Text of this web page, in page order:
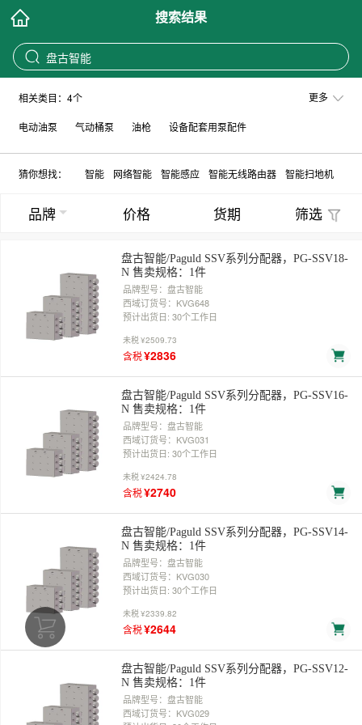
搜索结果
盘古智能
相关类目：4个 更多
电动油泵 气动桶泵 油枪 设备配套用泵配件
猜你想找： 智能 网络智能 智能感应 智能无线路由器 智能扫地机
品牌 价格 货期 筛选
盘古智能/Paguld SSV系列分配器，PG-SSV18-
N 售卖规格：1件
品牌型号：盘古智能
西域订货号：KVG648
预计出货日: 30个工作日
未税¥2509.73
含税¥2836
盘古智能/Paguld SSV系列分配器，PG-SSV16-
N 售卖规格：1件
品牌型号：盘古智能
西域订货号：KVG031
预计出货日: 30个工作日
未税¥2424.78
含税¥2740
盘古智能/Paguld SSV系列分配器，PG-SSV14-
N 售卖规格：1件
品牌型号：盘古智能
西域订货号：KVG030
预计出货日: 30个工作日
未税¥2339.82
含税¥2644
盘古智能/Paguld SSV系列分配器，PG-SSV12-
N 售卖规格：1件
品牌型号：盘古智能
西域订货号：KVG029